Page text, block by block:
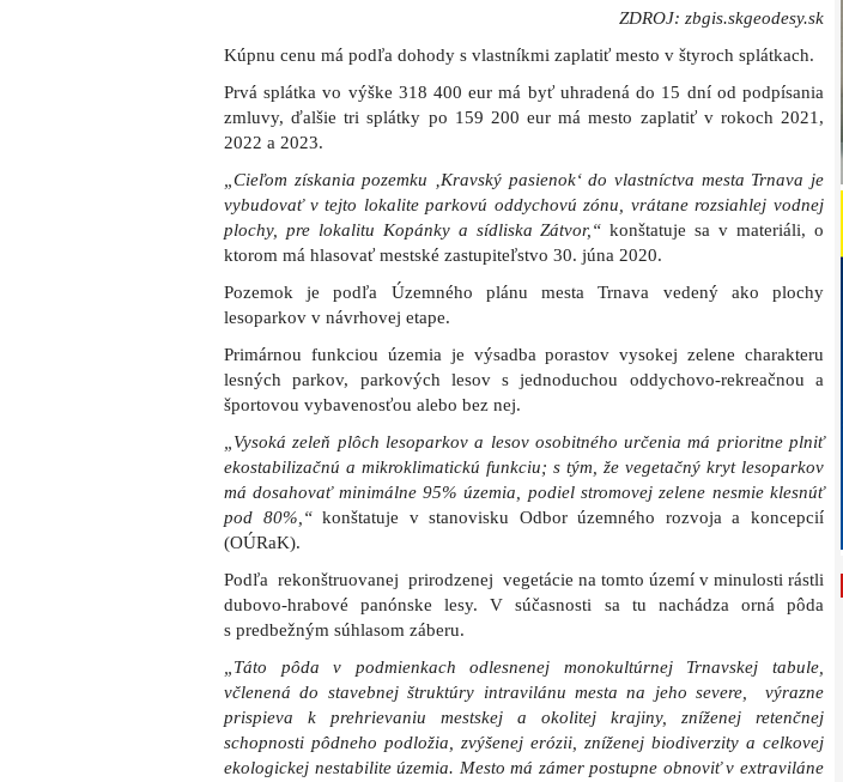
ZDROJ: zbgis.skgeodesy.sk
Kúpnu cenu má podľa dohody s vlastníkmi zaplatiť mesto v štyroch splátkach.
Prvá splátka vo výške 318 400 eur má byť uhradená do 15 dní od podpísania
zmluvy, ďalšie tri splátky po 159 200 eur má mesto zaplatiť v rokoch 2021,
2022 a 2023.
„Cieľom získania pozemku ‚Kravský pasienok‘ do vlastníctva mesta Trnava je
vybudovať v tejto lokalite parkovú oddychovú zónu, vrátane rozsiahlej vodnej
plochy, pre lokalitu Kopánky a sídliska Zátvor,“ konštatuje sa v materiáli, o
ktorom má hlasovať mestské zastupiteľstvo 30. júna 2020.
Pozemok je podľa Územného plánu mesta Trnava vedený ako plochy
lesoparkov v návrhovej etape.
Primárnou funkciou územia je výsadba porastov vysokej zelene charakteru
lesných parkov, parkových lesov s jednoduchou oddychovo-rekreačnou a
športovou vybavenosťou alebo bez nej.
„Vysoká zeleň plôch lesoparkov a lesov osobitného určenia má prioritne plniť
ekostabilizačnú a mikroklimatickú funkciu; s tým, že vegetačný kryt lesoparkov
má dosahovať minimálne 95% územia, podiel stromovej zelene nesmie klesnúť
pod 80%,“konštatuje v stanovisku Odbor územného rozvoja a koncepcií
(OÚRaK).
Podľa rekonštruovanej prirodzenej vegetácie na tomto území v minulosti rástli
dubovo-hrabové panónske lesy. V súčasnosti sa tu nachádza orná pôda
s predbežným súhlasom záberu.
„Táto pôda v podmienkach odlesnenej monokultúrnej Trnavskej tabule,
včlenená do stavebnej štruktúry intravilánu mesta na jeho severe, výrazne
prispieva k prehrievaniu mestskej a okolitej krajiny, zníženej retenčnej
schopnosti pôdneho podložia, zvýšenej erózii, zníženej biodiverzity a celkovej
ekologickej nestabilite územia. Mesto má zámer postupne obnoviť v extraviláne